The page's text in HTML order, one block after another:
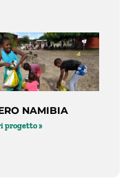
NAMIBIA
progetto »